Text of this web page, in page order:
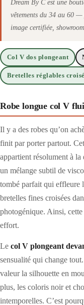
Dream By C est une
vêtements du 34 au 60
image certifiée,
Col V dos plongeant
Bretelles réglables
Robe longue col V
Il y a des robes qu’on
finit par porter partout.
appartient résolument à
un mélange subtil de
tombé parfait qui effleure
bretelles fines croisées
photogénique. Ainsi, cette
effort.
Le col V plongeant
sensualité qui change
valeur la silhouette en
plus, les coloris noir et
intemporelles. C’est